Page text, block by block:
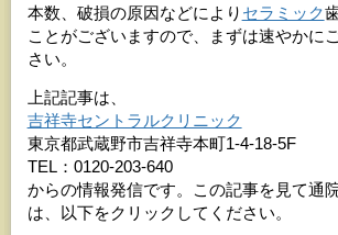
本数、破損の原因などにより セラミック
ことがございますので、まずは速やかに
さい。
上記記事は、
吉祥寺セントラルクリニック
東京都武蔵野市吉祥寺本町1-4-18-5F
TEL：0120-203-640
からの情報発信です。この記事を見て通
は、以下をクリックしてください。